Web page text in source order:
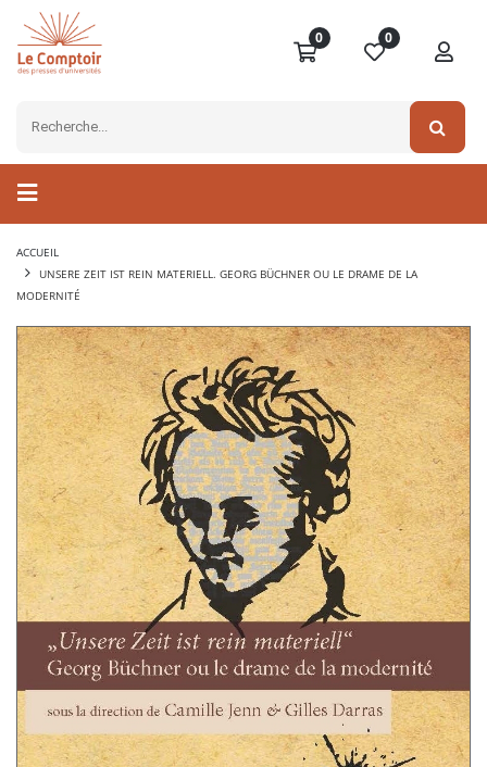
0 0
ACCUEIL
UNSERE ZEIT IST REIN MATERIELL. GEORG BÜCHNER OU LE DRAME DE LA
MODERNITÉ